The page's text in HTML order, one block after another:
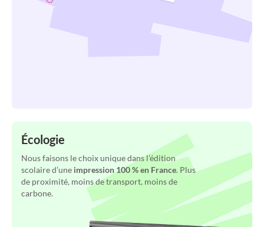
Écologie
Nous faisons le choix unique dans l’édition
scolaire d’une impression 100 % en France. Plus
de proximité, moins de transport, moins de
carbone.